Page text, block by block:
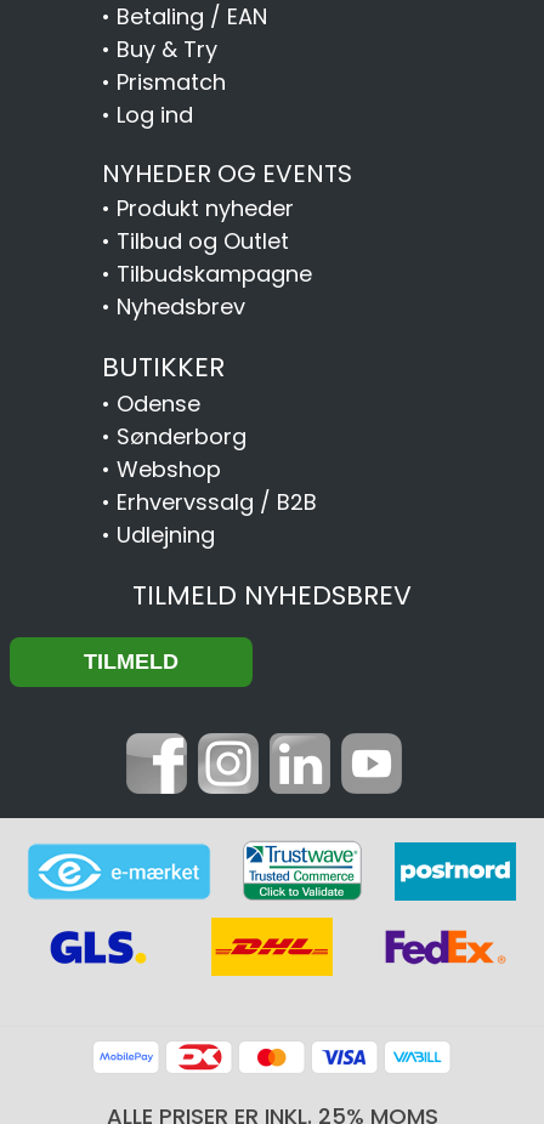
• Betaling / EAN
• Buy & Try
• Prismatch
• Log ind
NYHEDER OG EVENTS
• Produkt nyheder
• Tilbud og Outlet
• Tilbudskampagne
• Nyhedsbrev
BUTIKKER
• Odense
• Sønderborg
• Webshop
• Erhvervssalg / B2B
• Udlejning
TILMELD NYHEDSBREV
ALLE PRISER ER INKL. 25% MOMS